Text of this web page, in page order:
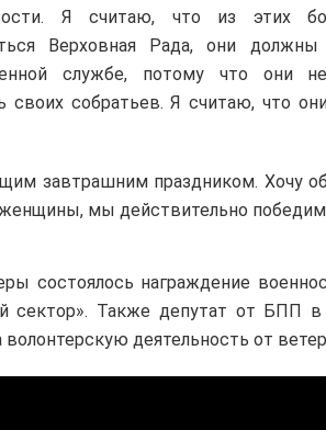
Я считаю, что из этих
Верховная Рада, они
службе, потому что они
своих собратьев. Я считаю, что
завтрашним праздником. Хочу
мы действительно победим
состоялось награждение
сектор». Также депутат от БПП в
волонтерскую деятельность от